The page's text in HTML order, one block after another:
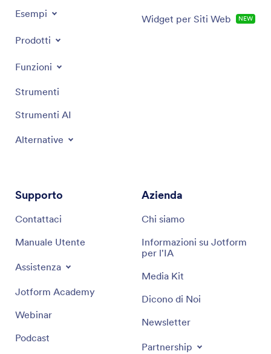
Esempi
Prodotti
Funzioni
Strumenti
Strumenti AI
Alternative
Widget per Siti Web NEW
Supporto
Contattaci
Manuale Utente
Assistenza
Jotform Academy
Webinar
Podcast
Azienda
Chi siamo
Informazioni su Jotform
per l'IA
Media Kit
Dicono di Noi
Newsletter
Partnership